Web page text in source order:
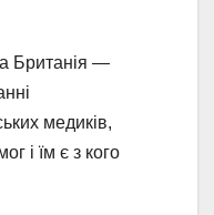
Британія —
медиків,
і їм є з кого